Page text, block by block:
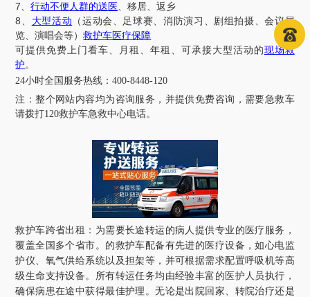
7、行动不便人群的送医、移居、返乡
8 、 大型活动 （运动会、足球赛、消防演习、剧组拍摄、会议展
览、演唱会等）救护车医疗保障
可提供免费上门看车、月租、年租、可承接大型活动的现场救
护。
24小时全国服务热线 ：400-8448-120
注：整个网站内容均为咨询服务，并提供免费咨询，需要急救车
请拨打120救护车急救中心电话。
救护车跨省出租：为需要长途转运的病人提供专业的医疗服务，
覆盖全国多个省市。的救护车配备有先进的医疗设备，如心电监
护仪、氧气供给系统以及担架等，并可根据需求配置呼吸机等高
级生命支持设备。所有转运任务均由经验丰富的医护人员执行，
确保病患在途中获得最佳护理。无论是出院回家、转院治疗还是